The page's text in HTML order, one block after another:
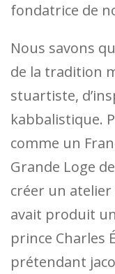
fondatrice de
Nous savons
de la tradition
stuartiste,
kabbalistique.
comme un
Grande Loge
créer un atelier
avait produit
prince Charles
prétendant